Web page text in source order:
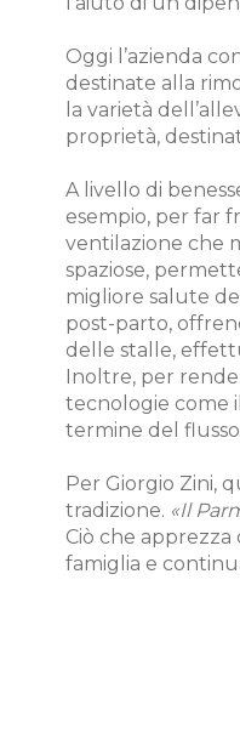
Oggi l’azienda
destinate alla
la varietà
proprietà,
A livello di
esempio, per far
ventilazione che
spaziose,
migliore salute
post-parto,
delle stalle,
Inoltre, per
tecnologie come
termine del
Per Giorgio Zini,
tradizione. «Il
Ciò che
famiglia e